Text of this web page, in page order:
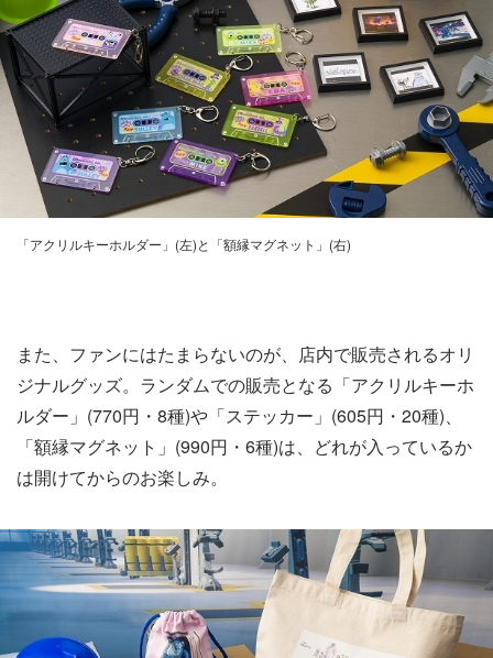
「アクリルキーホルダー」(左)と「額縁マグネット」(右)
また、ファンにはたまらないのが、店内で販売されるオリ
ジナルグッズ。ランダムでの販売となる「アクリルキーホ
ルダー」(770円・8種)や「ステッカー」(605円・20種)、
「額縁マグネット」(990円・6種)は、どれが入っているか
は開けてからのお楽しみ。